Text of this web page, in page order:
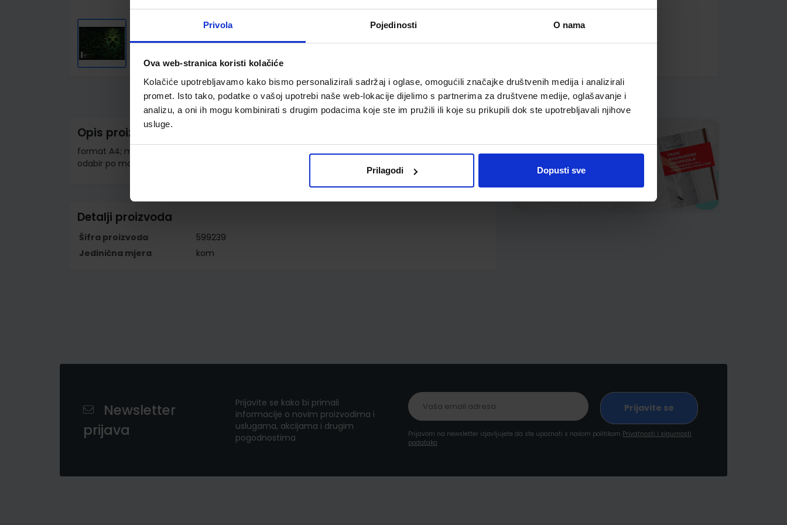
Privola Pojedinosti O nama
Ova web-stranica koristi kolačiće
Kolačiće upotrebljavamo kako bismo personalizirali sadržaj i oglase, omogućili značajke društvenih medija i analizirali
promet. Isto tako, podatke o vašoj upotrebi naše web-lokacije dijelimo s partnerima za društvene medije, oglašavanje i
analizu, a oni ih mogu kombinirati s drugim podacima koje ste im pružili ili koje su prikupili dok ste upotrebljavali njihove
usluge.
Prilagodi Dopusti sve
gallery
Opis proizvoda
format A4; meki uvez; 54 listova; papir 80 g/m2; korica 280 g./m2 UV sjaj plastifikacija; sort 6 motiva,
odabir po motivu moguć putem napomene u narudžbi
Detalji proizvoda
Šifra proizvoda
599239
Jedinična mjera
kom
Newsletter
prijava
Prijavite se kako bi primali
informacije o novim proizvodima i
uslugama, akcijama i drugim
pogodnostima
Prijavom na newsletter izjavljujete da ste upoznati s našom politikom Privatnosti i sigurnosti
podataka